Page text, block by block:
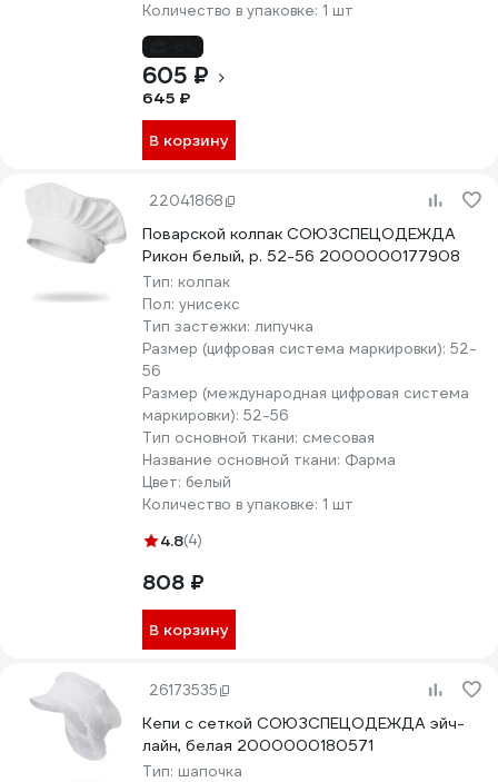
Количество в упаковке: 1 шт
605 ₽
645 ₽
В корзину
22041868
Поварской колпак СОЮЗСПЕЦОДЕЖДА
Рикон белый, р. 52-56 2000000177908
Тип: колпак
Пол: унисекс
Тип застежки: липучка
Размер (цифровая система маркировки): 52-
56
Размер (международная цифровая система
маркировки): 52-56
Тип основной ткани: смесовая
Название основной ткани: Фарма
Цвет: белый
Количество в упаковке: 1 шт
4.8(4)
808 ₽
В корзину
26173535
Кепи с сеткой СОЮЗСПЕЦОДЕЖДА эйч-
лайн, белая 2000000180571
Тип: шапочка